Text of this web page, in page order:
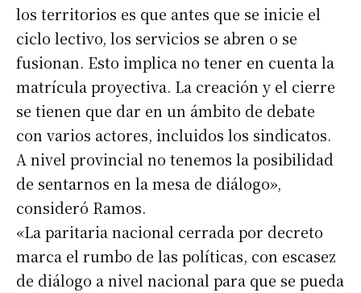
los territorios es que antes que se inicie el
ciclo lectivo, los servicios se abren o se
fusionan. Esto implica no tener en cuenta la
matrícula proyectiva. La creación y el cierre
se tienen que dar en un ámbito de debate
con varios actores, incluidos los sindicatos.
A nivel provincial no tenemos la posibilidad
de sentarnos en la mesa de diálogo»,
consideró Ramos.
«La paritaria nacional cerrada por decreto
marca el rumbo de las políticas, con escasez
de diálogo a nivel nacional para que se pueda